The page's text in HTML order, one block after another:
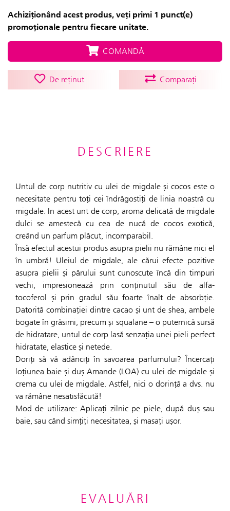
Achiziționând acest produs, veți primi 1 punct(e)
promoționale pentru fiecare unitate.
COMANDĂ
De reținut Comparați
DESCRIERE
Untul de corp nutritiv cu ulei de migdale și cocos este o
necesitate pentru toți cei îndrăgostiți de linia noastră cu
migdale. In acest unt de corp, aroma delicată de migdale
dulci se amestecă cu cea de nucă de cocos exotică,
creând un parfum plăcut, incomparabil.
Însă efectul acestui produs asupra pielii nu rămâne nici el
în umbră! Uleiul de migdale, ale cărui efecte pozitive
asupra pielii și părului sunt cunoscute încă din timpuri
vechi, impresionează prin conținutul său de alfa-
tocoferol și prin gradul său foarte înalt de absorbție.
Datorită combinației dintre cacao și unt de shea, ambele
bogate în grăsimi, precum și squalane – o puternică sursă
de hidratare, untul de corp lasă senzația unei pieli perfect
hidratate, elastice și netede.
Doriți să vă adânciți în savoarea parfumului? Încercați
loțiunea baie și duș Amande (LOA) cu ulei de migdale și
crema cu ulei de migdale. Astfel, nici o dorință a dvs. nu
va rămâne nesatisfăcută!
Mod de utilizare: Aplicați zilnic pe piele, după duș sau
baie, sau când simțiți necesitatea, și masați ușor.
EVALUĂRI